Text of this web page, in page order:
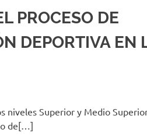
PROCESO DE
DEPORTIVA EN
niveles Superior y Medio
de[…]